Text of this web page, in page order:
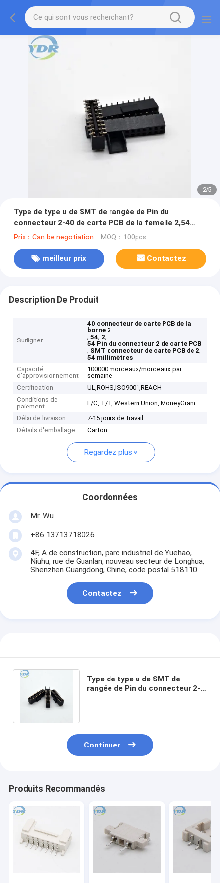
2/5
Type de type u de SMT de rangée de Pin du
connecteur 2-40 de carte PCB de la femelle 2,54
double
Prix：Can be negotiation MOQ：100pcs
meilleur prix Contactez
Description De Produit
Surligner
40 connecteur de carte PCB de la
borne 2
,54, 2,
54 Pin du connecteur 2 de carte PCB
, SMT connecteur de carte PCB de 2,
54 millimètres
Capacité
d'approvisionnement
100000 morceaux/morceaux par
semaine
Certification
UL,ROHS,ISO9001,REACH
Conditions de
paiement
L/C, T/T, Western Union, MoneyGram
Délai de livraison
7-15 jours de travail
Détails d'emballage
Carton
Regardez plus
Coordonnées
Mr. Wu
+86 13713718026
4F, A de construction, parc industriel de Yuehao,
Niuhu, rue de Guanlan, nouveau secteur de Longhua,
Shenzhen Guangdong, Chine, code postal 518110
Contactez
Type de type u de SMT de
rangée de Pin du connecteur 2-
Continuer
Produits Recommandés